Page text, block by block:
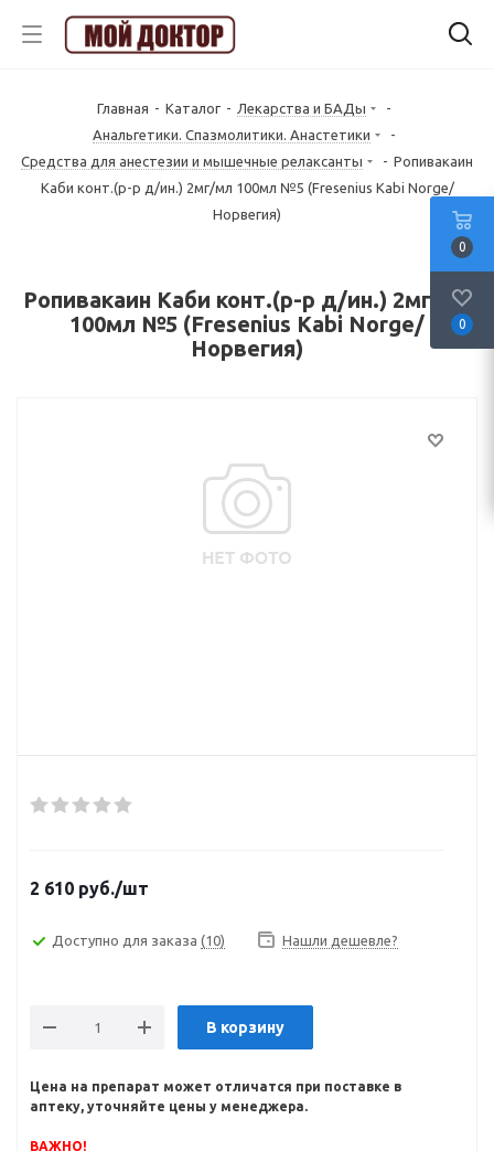
Главная - Каталог - Лекарства и БАДы
-
Анальгетики. Спазмолитики. Анастетики
-
Средства для анестезии и мышечные релаксанты
- Ропивакаин
Каби конт.(р-р д/ин.) 2мг/мл 100мл №5 (Fresenius Kabi Norge/
Норвегия)
Ропивакаин Каби конт.(р-р д/ин.) 2мг/мл
100мл №5 (Fresenius Kabi Norge/
Норвегия)
2 610 руб./шт
Доступно для заказа (10) Нашли дешевле?
В корзину
Цена на препарат может отличатся при поставке в
аптеку, уточняйте цены у менеджера.
ВАЖНО!
0
0